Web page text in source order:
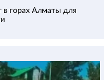
в горах Алматы для